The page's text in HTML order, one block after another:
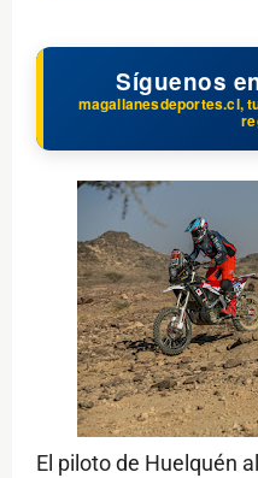
Síguenos
magallanesdeportes.cl,
El piloto de Huelquén